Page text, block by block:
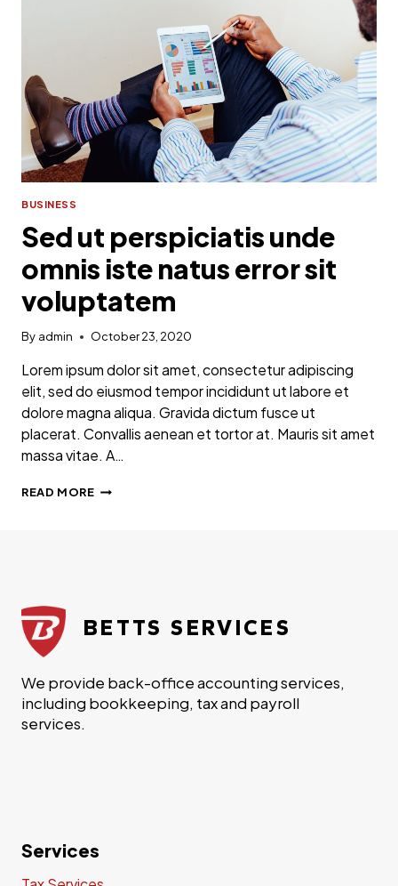
BUSINESS
Sed ut perspiciatis unde
omnis iste natus error sit
voluptatem
By admin October 23, 2020
Lorem ipsum dolor sit amet, consectetur adipiscing
elit, sed do eiusmod tempor incididunt ut labore et
dolore magna aliqua. Gravida dictum fusce ut
placerat. Convallis aenean et tortor at. Mauris sit amet
massa vitae. A…
READ MORESED
SIT
VOLUPTATEM
BETTS SERVICES
We provide back-office accounting services,
including bookkeeping, tax and payroll
services.
Services